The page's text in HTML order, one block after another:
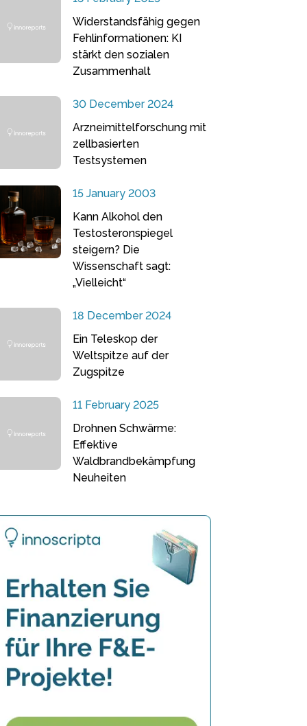
Widerstandsfähig gegen
Fehlinformationen: KI
stärkt den sozialen
Zusammenhalt
30 December 2024
Arzneimittelforschung mit
zellbasierten
Testsystemen
15 January 2003
Kann Alkohol den
Testosteronspiegel
steigern? Die
Wissenschaft sagt:
„Vielleicht“
18 December 2024
Ein Teleskop der
Weltspitze auf der
Zugspitze
11 February 2025
Drohnen Schwärme:
Effektive
Waldbrandbekämpfung
Neuheiten